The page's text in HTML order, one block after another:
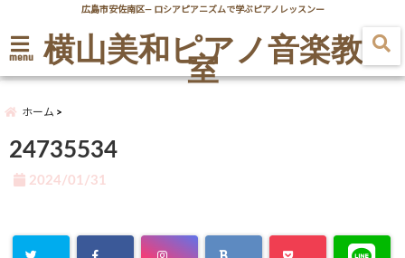
広島市安佐南区― ロシアピアニズムで学ぶピアノレッスンー
menu 横山美和ピアノ音楽教
室
ホーム
24735534
2024/01/31